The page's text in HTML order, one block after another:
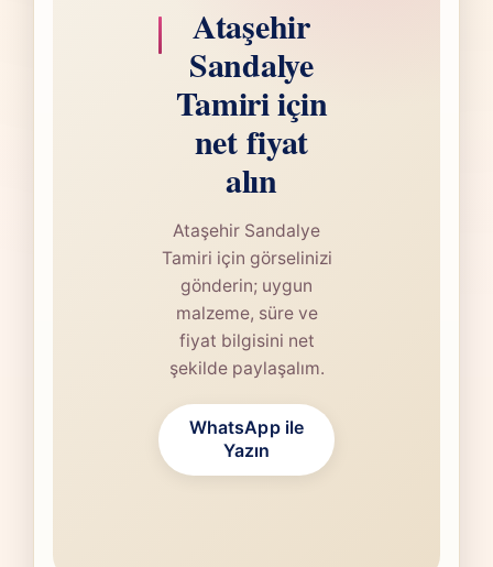
Ataşehir
Sandalye
Tamiri için
net fiyat
alın
Ataşehir Sandalye
Tamiri için görselinizi
gönderin; uygun
malzeme, süre ve
fiyat bilgisini net
şekilde paylaşalım.
WhatsApp ile
Yazın